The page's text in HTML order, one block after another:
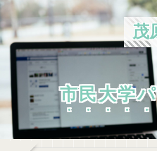
茂
市民大学